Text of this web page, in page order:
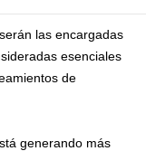
las encargadas
esenciales
de
generando más